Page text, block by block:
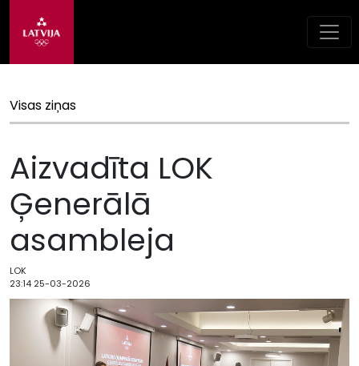
Visas ziņas
Aizvadīta LOK
Ģenerālā
asambleja
LOK
23:14 25-03-2026